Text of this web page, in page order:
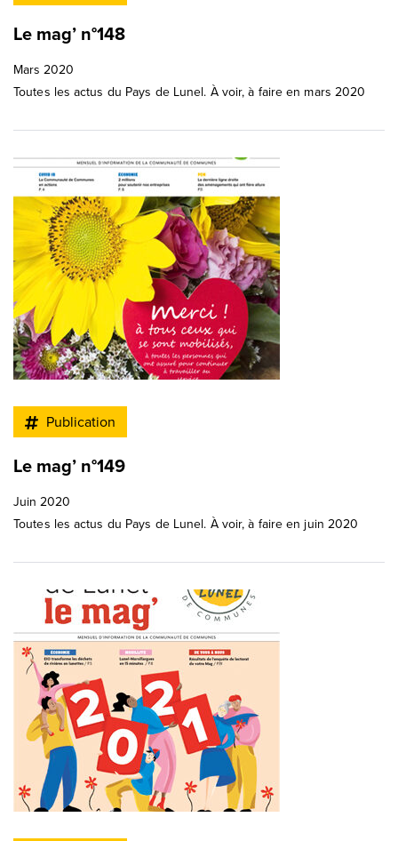
Le mag’ n°148
Mars 2020
Toutes les actus du Pays de Lunel. À voir, à faire en mars 2020
Publication
Le mag’ n°149
Juin 2020
Toutes les actus du Pays de Lunel. À voir, à faire en juin 2020